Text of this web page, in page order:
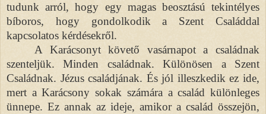
tudunk arról, hogy egy magas beosztású tekintélyes
bíboros, hogy gondolkodik a Szent Családdal
kapcsolatos kérdésekről.
A Karácsonyt követő vasárnapot a családnak
szenteljük. Minden családnak. Különösen a Szent
Családnak. Jézus családjának. És jól illeszkedik ez ide,
mert a Karácsony sokak számára a család különleges
ünnepe. Ez annak az ideje, amikor a család összejön,